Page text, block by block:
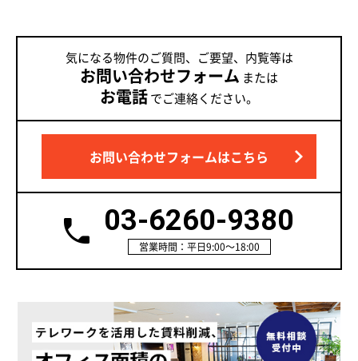
気になる物件のご質問、ご要望、内覧等は
お問い合わせフォーム または
お電話でご連絡ください。
お問い合わせフォームはこちら
03-6260-9380
営業時間：平日9:00～18:00